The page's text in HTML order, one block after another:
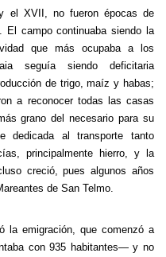
el XVII, no fueron épocas de
El campo continuaba siendo la
que más ocupaba a los
seguía siendo deficitaria
de trigo, maíz y habas;
a reconocer todas las casas
grano del necesario para su
dedicada al transporte tanto
principalmente hierro, y la
creció, pues algunos años
de San Telmo.
la emigración, que comenzó a
con 935 habitantes— y no